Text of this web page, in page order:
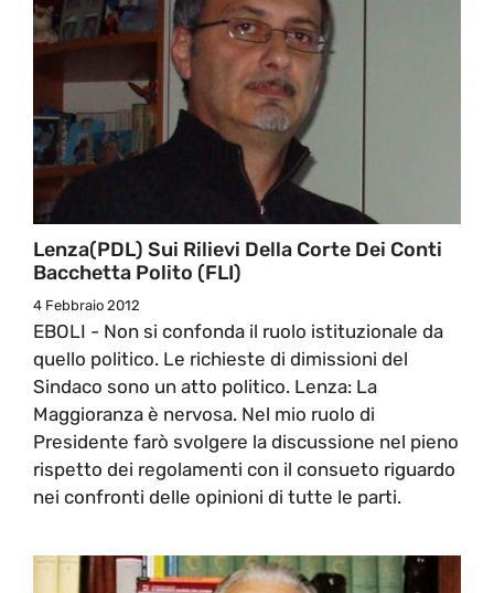
Lenza(PDL) Sui Rilievi Della Corte Dei Conti
Bacchetta Polito (FLI)
4 Febbraio 2012
EBOLI - Non si confonda il ruolo istituzionale da
quello politico. Le richieste di dimissioni del
Sindaco sono un atto politico. Lenza: La
Maggioranza è nervosa. Nel mio ruolo di
Presidente farò svolgere la discussione nel pieno
rispetto dei regolamenti con il consueto riguardo
nei confronti delle opinioni di tutte le parti.